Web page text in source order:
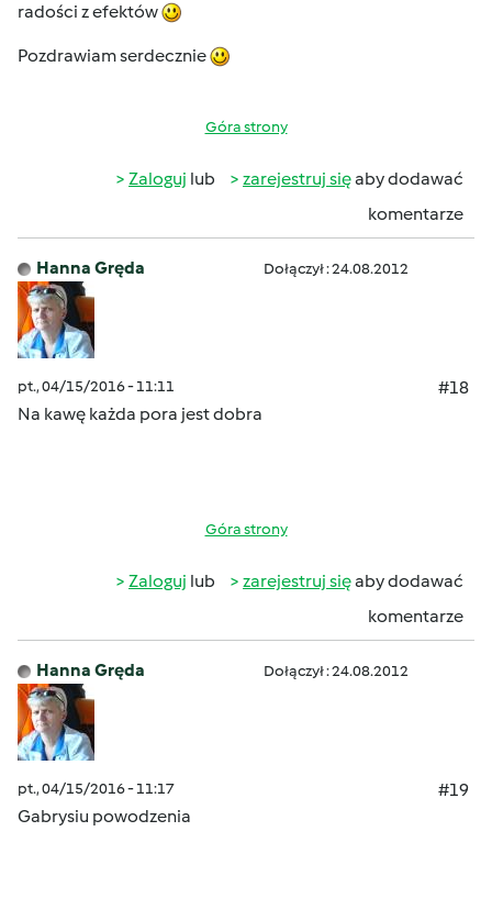
radości z efektów
Pozdrawiam serdecznie
Góra strony
Zaloguj lub zarejestruj sięaby dodawać
komentarze
Hanna Gręda Dołączył : 24.08.2012
pt., 04/15/2016 - 11:11
#18
Na kawę każda pora jest dobra
Góra strony
Zaloguj lub zarejestruj sięaby dodawać
komentarze
Hanna Gręda Dołączył : 24.08.2012
pt., 04/15/2016 - 11:17
#19
Gabrysiu powodzenia